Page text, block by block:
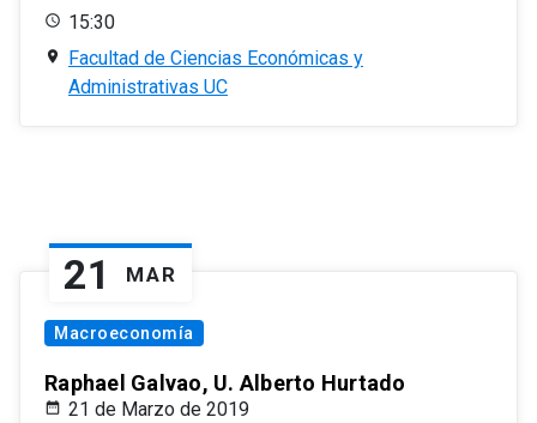
15:30
Facultad de Ciencias Económicas y
Administrativas UC
21 MAR
Macroeconomía
Raphael Galvao, U. Alberto Hurtado
21 de Marzo de 2019